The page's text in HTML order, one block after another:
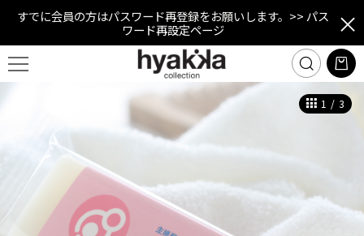
すでに会員の方はパスワード再登録をお願いします。 >> パス
ワード再設定ページ
1 / 3